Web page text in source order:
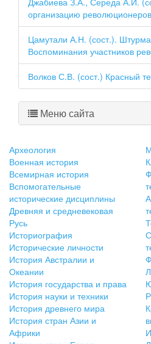
организацию
Цамутали А.Н. (сост.).
Воспоминания участников
Волков С.В. (сост.) Красный
Меню сайта
Археология
Военная история
Всемирная история
Вспомогательные
исторические дисциплины
Древняя и средневековая
Русь
Историография
Исторические личности
История Австралии и
Океании
История государства и права
История науки и техники
История древнего мира
История стран Азии и
Африки